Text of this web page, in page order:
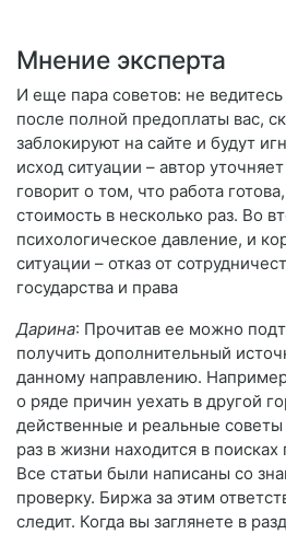
Мнение эксперта
И еще пара советов: не
после полной предоплаты вас,
заблокируют на сайте и будут
исход ситуации – автор
говорит о том, что работа
стоимость в несколько раз. Во
психологическое давление, и
ситуации – отказ от
государства и права
Дарина: Прочитав ее можно
получить дополнительный
данному направлению.
о ряде причин уехать в другой
действенные и реальные
раз в жизни находится в
Все статьи были написаны со
проверку. Биржа за этим
следит. Когда вы заглянете в